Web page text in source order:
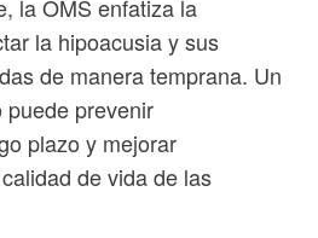
la OMS enfatiza la
la hipoacusia y sus
de manera temprana. Un
prevenir
plazo y mejorar
de vida de las